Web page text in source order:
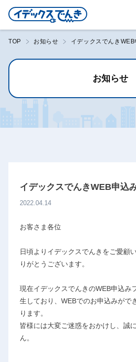
TOP お知らせ イデックスでんき
お知らせ
イデックスでんきWEB申込
2022.04.14
お客さま各位
日頃よりイデックスでんきをご愛顧
りがとう ございます。
現在イデックスでんきのWEB申込み
生しており、WEBでのお申込みがで
ります。
皆様には大変ご迷惑をおかけし、誠
ん。